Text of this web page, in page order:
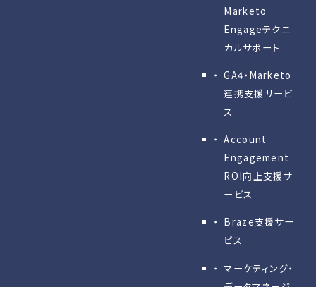
Marketo
Engageテクニ
カルサポート
GA4・Marketo
連携支援サービ
ス
Account
Engagement
ROI向上支援サ
ービス
Braze支援サー
ビス
マーケティング・